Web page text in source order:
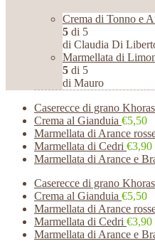
Crema di Tonno e
5 di 5
di Claudia Di
Marmellata di
5 di 5
di Mauro
Caserecce di grano
Crema al Gianduia €5,50
Marmellata di Arance
Marmellata di Cedri €3,90
Marmellata di Arance e
Caserecce di grano
Crema al Gianduia €5,50
Marmellata di Arance
Marmellata di Cedri €3,90
Marmellata di Arance e